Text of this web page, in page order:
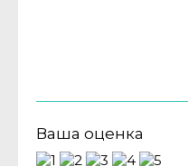
Ваша оценка